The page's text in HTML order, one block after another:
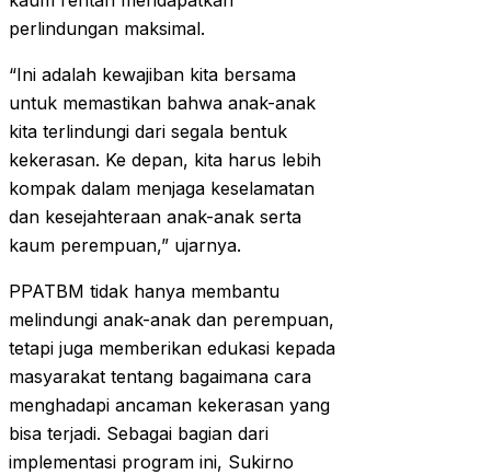
perlindungan maksimal.
“Ini adalah kewajiban kita bersama
untuk memastikan bahwa anak-anak
kita terlindungi dari segala bentuk
kekerasan. Ke depan, kita harus lebih
kompak dalam menjaga keselamatan
dan kesejahteraan anak-anak serta
kaum perempuan,” ujarnya.
PPATBM tidak hanya membantu
melindungi anak-anak dan perempuan,
tetapi juga memberikan edukasi kepada
masyarakat tentang bagaimana cara
menghadapi ancaman kekerasan yang
bisa terjadi. Sebagai bagian dari
implementasi program ini, Sukirno